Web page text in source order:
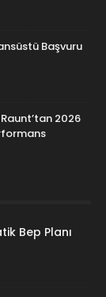
Başvuru
2026
Bep Planı